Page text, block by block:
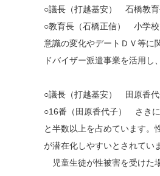
○議長（打越基安） 石橋教育
○教育長（石橋正信） 小学校
意識の変化やデートＤＶ等に
ドバイザー派遣事業を活用
○議長（打越基安） 田原香代
○16番（田原香代子） さきに
と半数以上を占めています。
が潜在化しやすいとされてい
児童生徒が性被害を受けた